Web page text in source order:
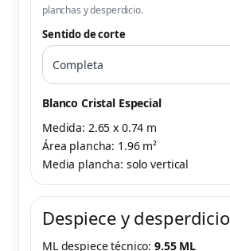
planchas y desperdicio.
Sentido de corte
Blanco Cristal Especial
Medida: 2.65 x 0.74 m
Área plancha: 1.96 m²
Media plancha: solo vertical
Despiece y desperdicio
ML despiece técnico:9.55 ML